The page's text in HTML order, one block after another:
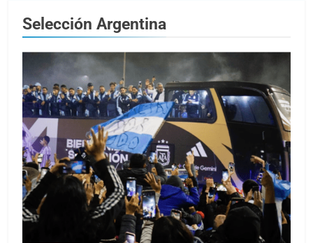
Selección Argentina